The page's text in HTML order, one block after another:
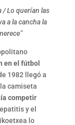
/ Lo querían las
a la cancha la
en el fútbol
1982 llegó a
camiseta
competir
y el
lo